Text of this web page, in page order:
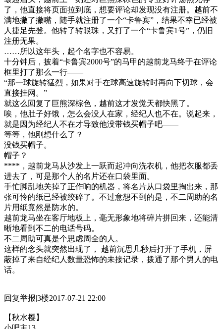
了，他直接将页面拉到底，想要评论却发现没有注册。越前不
满地撇了撇嘴，随手就注册了一个“卡鲁宾”，结果不幸已经被
人捷足先登。他转了转眼珠，又打了一个“卡鲁宾1号”，仍旧
注册无果。
……所以这年头，起个名字也不容易。
十分钟后，披着“卡鲁宾2000号”的马甲的越前龙马终于在评论
框里打了那么一行——
“那一球旋转猛烈，如果对手在球高速旋转时再向下切球，会
直接挂网。”
就这么回复了巨熊深棕色，越前这才发觉天都快黑了。
唉，他肚子好饿，怎么会没人在家，经纪人也不在。说起来，
就是因为经纪人不在才导致他没带钱买帽子吧——
等等，他刚想什么了？
没钱买帽子。
帽子？
****，越前龙马从沙发上一跃而起冲向洗衣机，他把衣服都丢
进去了，可是那个人的名片还在口袋里面。
手忙脚乱地关掉了正作响的机器，将名片从口袋里掏出来，那
张可怜的纸已经被绞碎了。不过意想不到的是，不二周助的名
片用纸竟然是防水的。
越前龙马坐在客厅地板上，毫无形象地将碎片拼回来，还能清
晰地看到不二的电话号码。
不二周助可真是个思虑周全的人。
这样的念头就突然出现了， 越前沉思几秒后打开了手机，屏
蔽掉了来自经纪人数量恐怖的未接记录，拨通了那个男人的电
话。
回复举报|3楼2017-07-21 22:00
【秋水樱】